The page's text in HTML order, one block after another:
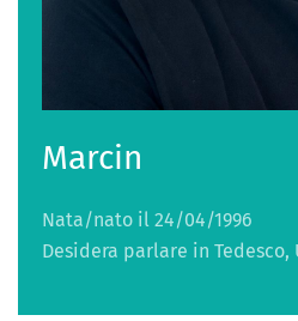
Marcin
Nata/nato il 24/04/1996
Desidera parlare in Tedesco,